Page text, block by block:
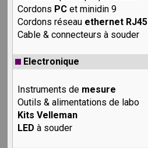
Cordons PC et minidin 9
Cordons réseau ethernet RJ45
Cable & connecteurs à souder
Electronique
Instruments de mesure
Outils & alimentations de labo
Kits Velleman
LED à souder